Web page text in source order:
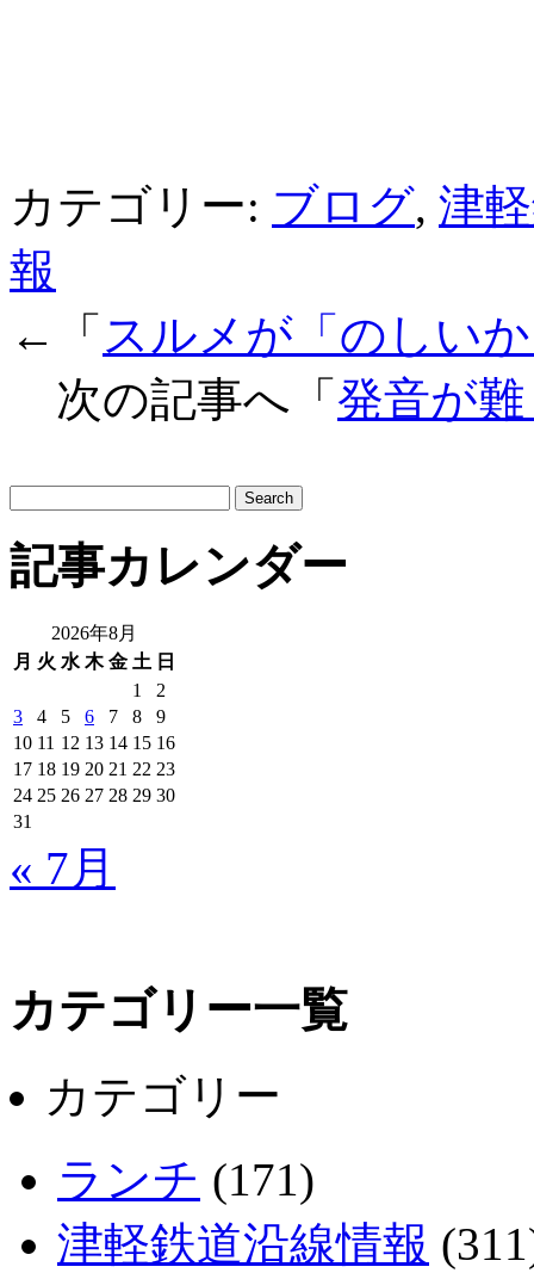
カテゴリー: ブログ, 津
報
←「 スルメが「のしい
次の記事へ「 発音が
ト
内
検
記事カレンダー
2026年8月
月 火 水 木 金 土 日
1
2
3
4 5 6 7 8
9
10 11 12 13 14 15 16
17 18 19 20 21 22 23
24 25 26 27 28 29 30
31
« 7月
カテゴリー一覧
カテゴリー
ランチ (171)
津軽鉄道沿線情報